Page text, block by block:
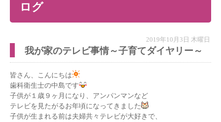
ログ
2019年10月3日 木曜日
我が家のテレビ事情～子育てダイヤリー～
皆さん、こんにちは
歯科衛生士の中島です
子供が１歳９ヶ月になり、アンパンマンなど
テレビを見たがるお年頃になってきました
子供が生まれる前は夫婦共々テレビが大好きで、